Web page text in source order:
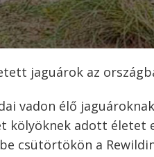
jaguárok az
vadon élő
kölyöknek adott életet
csütörtökön a